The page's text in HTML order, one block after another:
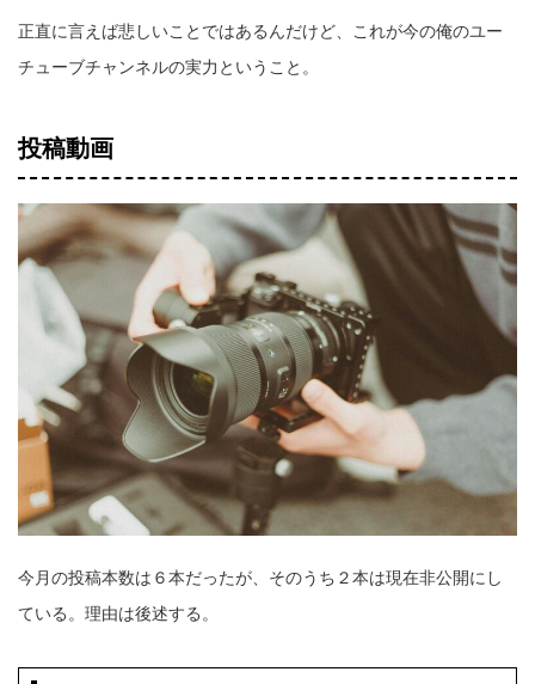
正直に言えば悲しいことではあるんだけど、これが今の俺のユー
チューブチャンネルの実力ということ。
投稿動画
今月の投稿本数は６本だったが、そのうち２本は現在非公開にし
ている。理由は後述する。